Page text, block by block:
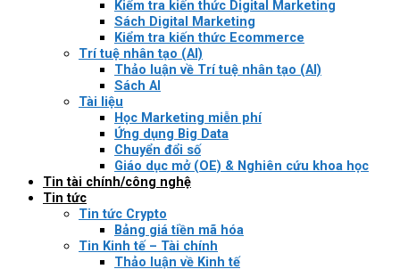
Kiểm tra kiến thức Digital Marketing
Sách Digital Marketing
Kiểm tra kiến thức Ecommerce
Trí tuệ nhân tạo (AI)
Thảo luận về Trí tuệ nhân tạo (AI)
Sách AI
Tài liệu
Học Marketing miễn phí
Ứng dụng Big Data
Chuyển đổi số
Giáo dục mở (OE) & Nghiên cứu khoa học
Tin tài chính/công nghệ
Tin tức
Tin tức Crypto
Bảng giá tiền mã hóa
Tin Kinh tế – Tài chính
Thảo luận về Kinh tế